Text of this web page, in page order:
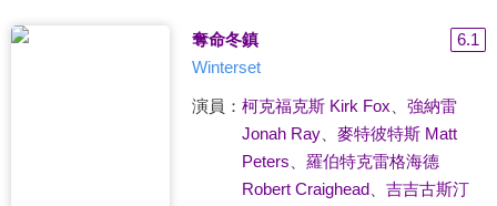
奪命冬鎮
6.1
Winterset
演員： 柯克福克斯 Kirk Fox
強納雷
Jonah Ray、 麥特彼特斯 Matt
Peters
羅伯特克雷格海德
Robert Craighead、 吉吉古斯汀